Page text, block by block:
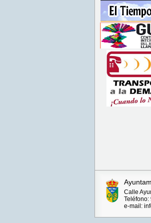
Calle
Teléfono:
e-mail: